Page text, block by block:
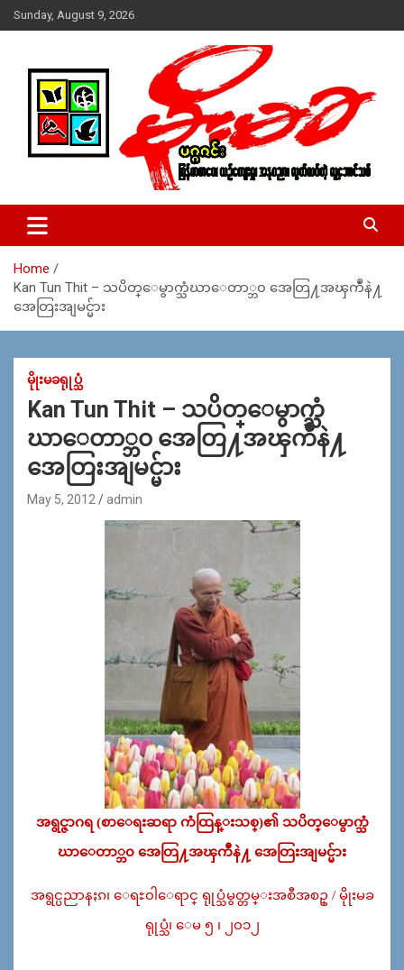
Skip
to
Sunday, August 9, 2026
MoeMaKa Burmese News &
Media
ယ္ေရး – အမွတ္ ၂၅၄၊ ပထပ္၊ လမ္း ၄၀၊ ေက်ာက္တံတား၊ ရန္ကုန္။
(ဖုုံး – ၀၉ ၂၅၂ ၂၄၉ ၀၉၄ ၊ ၀၉ ၄၂၁ ၇၄၃ ၇၅၃ ၊ ၀၉ ၅၀၄ ၁၀ ၅၈) ျ
ဇာေစ်းသစ္ ။ ၀၉ ၇၈၆၈၃၇ ၃၀၅ / ၀၉ ၉၆၃၆၉၉၈၃၄
Home
Kan Tun Thit – သပိတ္ေမွာက္သံဃာေတာ္ဘ၀ အေတြ႔အၾကဳံနဲ႔
အေတြးအျမင္မ်ား
မိုုးမခရုုပ္သံ
Kan Tun Thit – သပိတ္ေမွာက္သံ
ဃာေတာ္ဘ၀ အေတြ႔အၾကဳံနဲ႔
အေတြးအျမင္မ်ား
May 5, 2012 admin
အရွင္ဇာဂရ (စာေရးဆရာ ကံထြန္းသစ္)၏ သပိတ္ေမွာက္သံ
ဃာေတာ္ဘ၀ အေတြ႔အၾကဳံနဲ႔ အေတြးအျမင္မ်ား
အရွင္ပညာနႏၵ၊ ေရႊ၀ါေရာင္ ရုုပ္သံမွတ္တမ္းအစီအစဥ္ / မိုုးမခ
ရုုပ္သံ၊ ေမ ၅ ၊ ၂၀၁၂